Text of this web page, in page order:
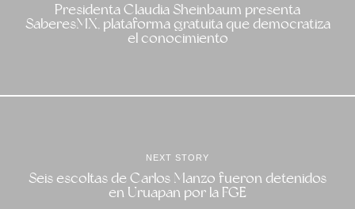
Presidenta Claudia Sheinbaum presenta
SaberesMX, plataforma gratuita que democratiza
el conocimiento
NEXT STORY
Seis escoltas de Carlos Manzo fueron detenidos
en Uruapan por la FGE